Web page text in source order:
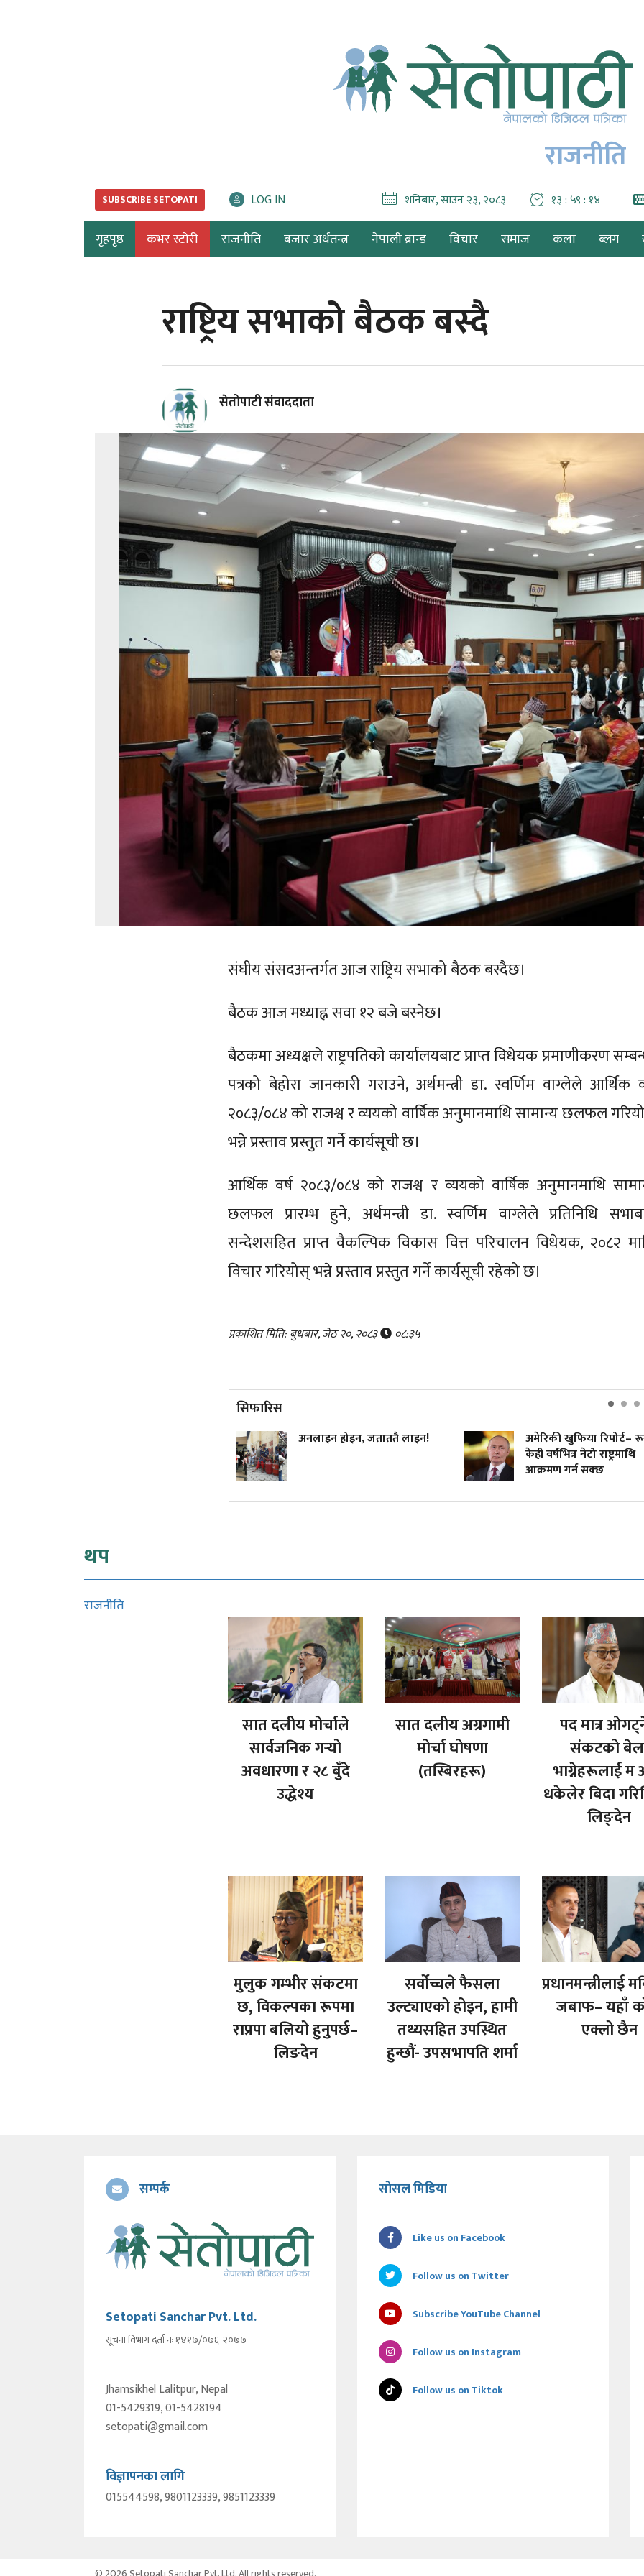
राजनीति
SUBSCRIBE SETOPATI LOG IN शनिबार, साउन २३, २०८३ १३ : ५९ : १५
गृहपृष्ठ कभर स्टोरी राजनीति बजार अर्थतन्त्र नेपाली ब्रान्ड विचार समाज कला ब्लग
राष्ट्रिय सभाको बैठक बस्दै
सेतोपाटी संवाददाता
संघीय संसदअन्तर्गत आज राष्ट्रिय सभाको बैठक बस्दैछ।
बैठक आज मध्याह्न सवा १२ बजे बस्नेछ।
बैठकमा अध्यक्षले राष्ट्रपतिको कार्यालयबाट प्राप्त विधेयक प्रमाणीकरण
पत्रको बेहोरा जानकारी गराउने, अर्थमन्त्री डा. स्वर्णिम वाग्लेले आर्थिक
२०८३/०८४ को राजश्व र व्ययको वार्षिक अनुमानमाथि सामान्य छलफल
भन्ने प्रस्ताव प्रस्तुत गर्ने कार्यसूची छ।
आर्थिक वर्ष २०८३/०८४ को राजश्व र व्ययको वार्षिक अनुमानमाथि
छलफल प्रारम्भ हुने, अर्थमन्त्री डा. स्वर्णिम वाग्लेले प्रतिनिधि
सन्देशसहित प्राप्त वैकल्पिक विकास वित्त परिचालन विधेयक, २०८२
विचार गरियोस् भन्ने प्रस्ताव प्रस्तुत गर्ने कार्यसूची रहेको छ।
प्रकाशित मिति: बुधबार, जेठ २०, २०८३ ०८:३५
सिफारिस
अनलाइन होइन, जताततै लाइन!
अमेरिकी खुफिया रिपोर्ट–
केही वर्षभित्र नेटो राष्ट्रमाथि
आक्रमण गर्न सक्छ
थप
राजनीति
सात दलीय मोर्चाले
सार्वजनिक गर्‍यो
अवधारणा र २८ बुँदे
उद्धेश्य
सात दलीय अग्रगामी
मोर्चा घोषणा
(तस्बिरहरू)
पद मात्र
संकटको
भाग्नेहरूलाई
धकेलेर बिदा
लिङ्देन
मुलुक गम्भीर संकटमा
छ, विकल्पका रूपमा
राप्रपा बलियो हुनुपर्छ–
लिङदेन
सर्वोच्चले फैसला
उल्ट्याएको होइन, हामी
तथ्यसहित उपस्थित
हुन्छौं- उपसभापति शर्मा
प्रधानमन्त्रीलाई
जबाफ– यहाँ
एक्लो छैन
सम्पर्क
Setopati Sanchar Pvt. Ltd.
सूचना विभाग दर्ता नंः १४१७/०७६-२०७७
Jhamsikhel Lalitpur, Nepal
01-5429319, 01-5428194
setopati@gmail.com
विज्ञापनका लागि
015544598, 9801123339, 9851123339
सोसल मिडिया
Like us on Facebook
Follow us on Twitter
Subscribe YouTube Channel
Follow us on Instagram
Follow us on Tiktok